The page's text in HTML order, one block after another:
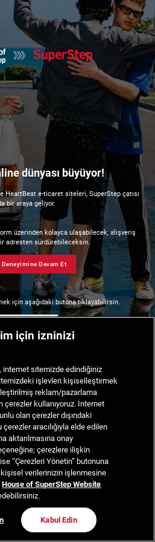
dünyası büyüyor!
HeartBeat e-ticaret siteleri, SuperStep çatısı
bir araya geliyor.
üzerinden kolayca ulaşabilecek, alışveriş
adresten sürdürebileceksin.
Deneyimine Devam Et
için aşağıdaki butona tıklayabilirsin.
için izninizi
internet sitemizde edindiğiniz
işlevleri kişiselleştirmek
reklam/pazarlama
kullanıyoruz. İnternet
olan çerezler dışındaki
aracılığıyla elde edilen
aktarılmasına onay
çerezlere ilişkin
“Çerezleri Yönetin” butonuna
verilerinizin işlenmesine
House of SuperStep Website
Kabul Edin